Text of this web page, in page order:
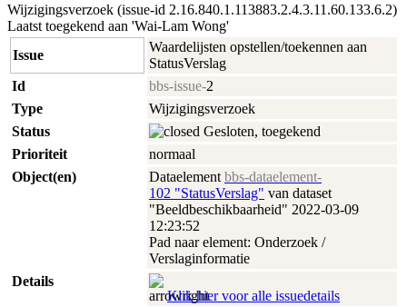
Wijzigingsverzoek (issue-id 2.16.840.1.113883.2.4.3.11.60.133.6.2)
Laatst toegekend aan 'Wai-Lam Wong'
Issue
Waardelijsten opstellen/toekennen aan
StatusVerslag
Id
bbs-issue-2
Type
Wijzigingsverzoek
Status
Gesloten, toegekend
Prioriteit
normaal
Object(en)
Dataelement bbs-dataelement-
102 "StatusVerslag" van dataset
"Beeldbeschikbaarheid" 2022‑03‑09
12:23:52
Pad naar element: Onderzoek /
Verslaginformatie
Details
Klik hier voor alle issuedetails